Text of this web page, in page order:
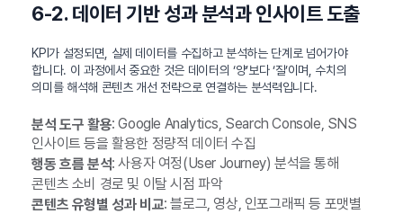
6-2. 데이터 기반 성과 분석과 인사이트 도출
KPI가 설정되면, 실제 데이터를 수집하고 분석하는 단계로 넘어가야
합니다. 이 과정에서 중요한 것은 데이터의 ‘양’보다 ‘질’이며, 수치의
의미를 해석해 콘텐츠 개선 전략으로 연결하는 분석력입니다.
분석 도구 활용: Google Analytics, Search Console, SNS
인사이트 등을 활용한 정량적 데이터 수집
행동 흐름 분석: 사용자 여정(User Journey) 분석을 통해
콘텐츠 소비 경로 및 이탈 시점 파악
콘텐츠 유형별 성과 비교: 블로그, 영상, 인포그래픽 등 포맷별